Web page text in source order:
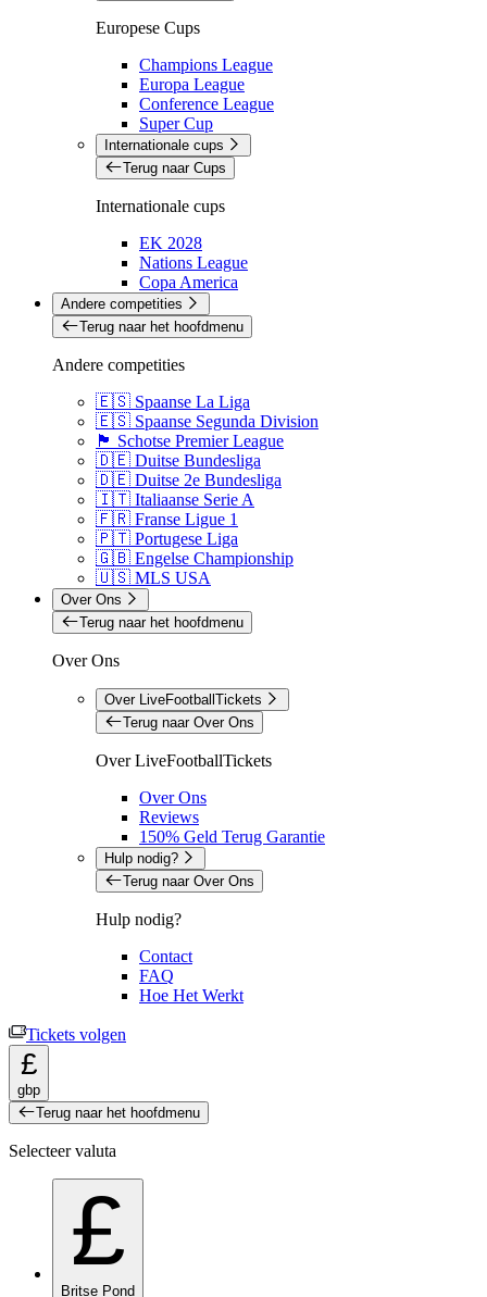
Europese Cups
Champions League
Europa League
Conference League
Super Cup
Internationale cups
Terug naar Cups
Internationale cups
EK 2028
Nations League
Copa America
Andere competities
Terug naar het hoofdmenu
Andere competities
🇪🇸 Spaanse La Liga
🇪🇸 Spaanse Segunda Division
🏴󠁧󠁢󠁳󠁣󠁴󠁿 Schotse Premier League
🇩🇪 Duitse Bundesliga
🇩🇪 Duitse 2e Bundesliga
🇮🇹 Italiaanse Serie A
🇫🇷 Franse Ligue 1
🇵🇹 Portugese Liga
🇬🇧 Engelse Championship
🇺🇸 MLS USA
Over Ons
Terug naar het hoofdmenu
Over Ons
Over LiveFootballTickets
Terug naar Over Ons
Over LiveFootballTickets
Over Ons
Reviews
150% Geld Terug Garantie
Hulp nodig?
Terug naar Over Ons
Hulp nodig?
Contact
FAQ
Hoe Het Werkt
Tickets volgen
£
gbp
Terug naar het hoofdmenu
Selecteer valuta
£
Britse Pond